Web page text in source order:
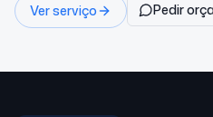
Ver serviço Pedir